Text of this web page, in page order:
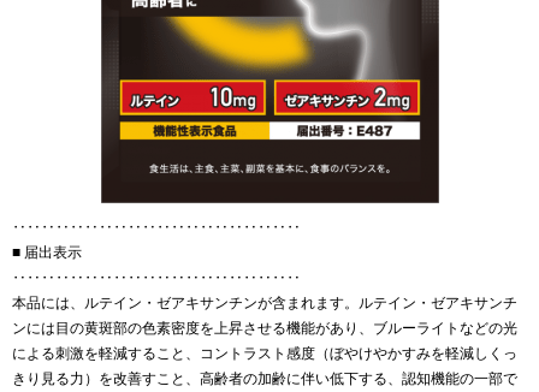
‥‥‥‥‥‥‥‥‥‥‥‥‥‥‥‥‥‥‥‥
■ 届出表示
‥‥‥‥‥‥‥‥‥‥‥‥‥‥‥‥‥‥‥‥
本品には、ルテイン・ゼアキサンチンが含まれます。ルテイン・ゼアキサンチ
ンには目の黄斑部の色素密度を上昇させる機能があり、ブルーライトなどの光
による刺激を軽減すること、コントラスト感度（ぼやけやかすみを軽減しくっ
きり見る力）を改善すこと、高齢者の加齢に伴い低下する、認知機能の一部で